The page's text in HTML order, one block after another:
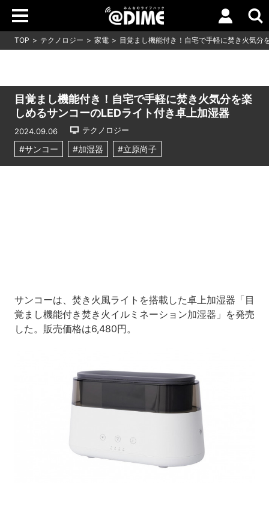
TOP テクノロジー 家電 目覚まし機能付き！自宅で手軽に焚き火気分
目覚まし機能付き！自宅で手軽に焚き火気分を楽
しめるサンコーのLEDライト付き卓上加湿器
2024.09.06 テクノロジー
#サンコー #加湿器 #立原尚子
サンコーは、焚き火風ライトを搭載した卓上加湿器「目
覚まし機能付き焚き火イルミネーション加湿器」を発売
した。販売価格は6,480円。